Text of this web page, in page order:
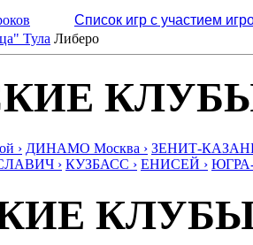
Список игр с участием
Тула Либеро
› ДИНАМО Москва › ЗЕНИТ-
› КУЗБАСС › ЕНИСЕЙ ›